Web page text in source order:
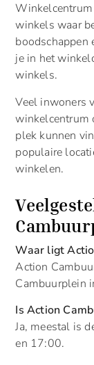
winkels waar
boodschappen
je in het
winkels.
Veel inwoners
winkelcentrum
plek kunnen
populaire
winkelen.
Waar ligt
Action
Cambuurplein
Is Action
Ja, meestal is
en 17:00.